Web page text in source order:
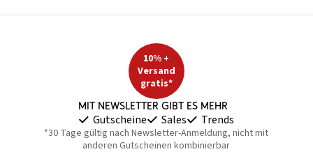
10% +
Versand
gratis*
Mit Newsletter gibt es mehr
Gutscheine Sales Trends
*30 Tage gültig nach Newsletter-Anmeldung, nicht mit
anderen Gutscheinen kombinierbar